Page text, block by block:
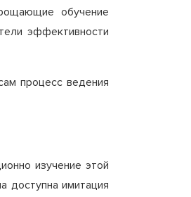
обучение
эффективности
процесс ведения
изучение этой
доступна имитация